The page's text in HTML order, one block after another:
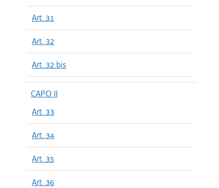
Art. 31
Art. 32
Art. 32 bis
CAPO II
Art. 33
Art. 34
Art. 35
Art. 36